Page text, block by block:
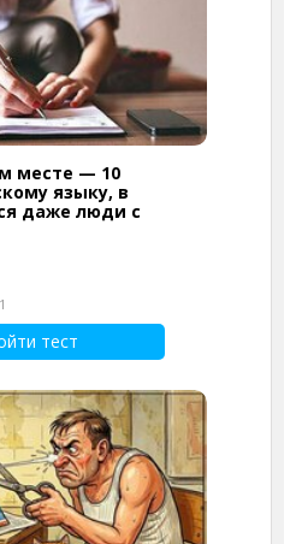
месте — 10
языку, в
даже люди с
тест